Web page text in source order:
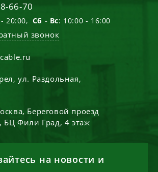
66-70
20:00, Сб - Вс: 10:00 - 16:00
звонок
,ул. Раздольная,
, Береговой проезд
БЦ Фили Град, 4 этаж
на новости и